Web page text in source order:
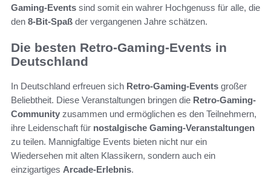
Gaming-Events sind somit ein wahrer Hochgenuss für alle, die
den 8-Bit-Spaß der vergangenen Jahre schätzen.
Die besten Retro-Gaming-Events in
Deutschland
In Deutschland erfreuen sich Retro-Gaming-Events großer
Beliebtheit. Diese Veranstaltungen bringen die Retro-Gaming-
Community zusammen und ermöglichen es den Teilnehmern,
ihre Leidenschaft für nostalgische Gaming-Veranstaltungen
zu teilen. Mannigfaltige Events bieten nicht nur ein
Wiedersehen mit alten Klassikern, sondern auch ein
einzigartiges Arcade-Erlebnis.